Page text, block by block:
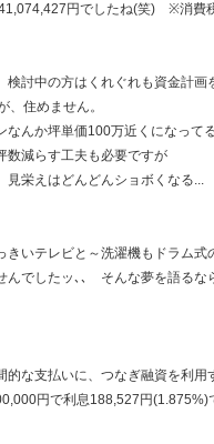
円でしたね(笑) ※消費
討中の方はくれぐれも資金計画
、住めません。
なんか坪単価100万近くになって
数減らす工夫も必要ですが
見栄えはどんどんショボくなる...
きいテレビと～洗濯機もドラム式
んでしたッ､､ そんな夢を語るな
的な支払いに、つなぎ融資を利用
円で利息188,527円(1.875%)